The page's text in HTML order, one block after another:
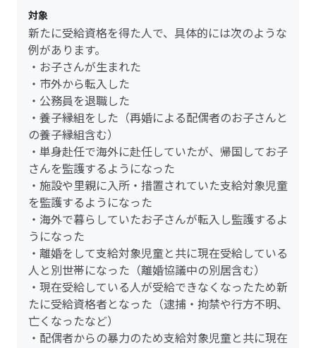
対象
新たに受給資格を得た人で、具体的には次のような
例があります。
・お子さんが生まれた
・市外から転入した
・公務員を退職した
・養子縁組をした（再婚による配偶者のお子さんと
の養子縁組含む）
・単身赴任で海外に赴任していたが、帰国してお子
さんを監護するようになった
・施設や里親に入所・措置されていた支給対象児童
を監護するようになった
・海外で暮らしていたお子さんが転入し監護するよ
うになった
・離婚をして支給対象児童と共に現在受給している
人と別世帯になった（離婚協議中の別居含む）
・現在受給している人が受給できなくなったため新
たに受給資格者となった（逮捕・拘禁や行方不明、
亡くなったなど）
・配偶者からの暴力のため支給対象児童と共に現在